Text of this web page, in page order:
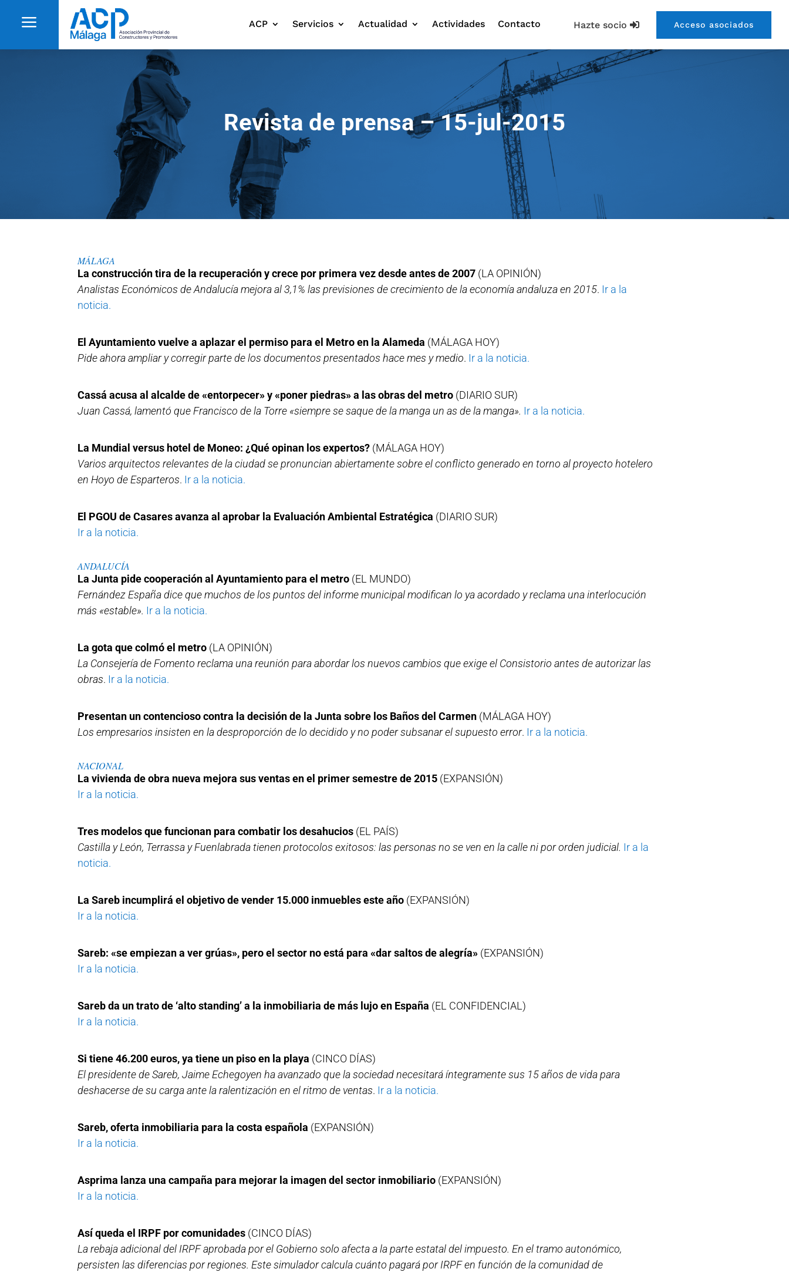
a Hazte socio Acceso asociados
ACP Servicios Actualidad Actividades Contacto
Revista de prensa – 15-jul-2015
MÁLAGA
La construcción tira de la recuperación y crece por primera vez desde antes de 2007 (LA OPINIÓN)
Analistas Económicos de Andalucía mejora al 3,1% las previsiones de crecimiento de la economía andaluza en 2015. Ir a la
noticia.
El Ayuntamiento vuelve a aplazar el permiso para el Metro en la Alameda (MÁLAGA HOY)
Pide ahora ampliar y corregir parte de los documentos presentados hace mes y medio. Ir a la noticia.
Cassá acusa al alcalde de «entorpecer» y «poner piedras» a las obras del metro (DIARIO SUR)
Juan Cassá, lamentó que Francisco de la Torre «siempre se saque de la manga un as de la manga». Ir a la noticia.
La Mundial versus hotel de Moneo: ¿Qué opinan los expertos? (MÁLAGA HOY)
Varios arquitectos relevantes de la ciudad se pronuncian abiertamente sobre el conflicto generado en torno al proyecto hotelero
en Hoyo de Esparteros. Ir a la noticia.
El PGOU de Casares avanza al aprobar la Evaluación Ambiental Estratégica (DIARIO SUR)
Ir a la noticia.
ANDALUCÍA
La Junta pide cooperación al Ayuntamiento para el metro (EL MUNDO)
Fernández España dice que muchos de los puntos del informe municipal modifican lo ya acordado y reclama una interlocución
más «estable». Ir a la noticia.
La gota que colmó el metro (LA OPINIÓN)
La Consejería de Fomento reclama una reunión para abordar los nuevos cambios que exige el Consistorio antes de autorizar las
obras. Ir a la noticia.
Presentan un contencioso contra la decisión de la Junta sobre los Baños del Carmen (MÁLAGA HOY)
Los empresarios insisten en la desproporción de lo decidido y no poder subsanar el supuesto error. Ir a la noticia.
NACIONAL
La vivienda de obra nueva mejora sus ventas en el primer semestre de 2015 (EXPANSIÓN)
Ir a la noticia.
Tres modelos que funcionan para combatir los desahucios (EL PAÍS)
Castilla y León, Terrassa y Fuenlabrada tienen protocolos exitosos: las personas no se ven en la calle ni por orden judicial. Ir a la
noticia.
La Sareb incumplirá el objetivo de vender 15.000 inmuebles este año (EXPANSIÓN)
Ir a la noticia.
Sareb: «se empiezan a ver grúas», pero el sector no está para «dar saltos de alegría» (EXPANSIÓN)
Ir a la noticia.
Sareb da un trato de ‘alto standing’ a la inmobiliaria de más lujo en España (EL CONFIDENCIAL)
Ir a la noticia.
Si tiene 46.200 euros, ya tiene un piso en la playa (CINCO DÍAS)
El presidente de Sareb, Jaime Echegoyen ha avanzado que la sociedad necesitará íntegramente sus 15 años de vida para
deshacerse de su carga ante la ralentización en el ritmo de ventas. Ir a la noticia.
Sareb, oferta inmobiliaria para la costa española (EXPANSIÓN)
Ir a la noticia.
Asprima lanza una campaña para mejorar la imagen del sector inmobiliario (EXPANSIÓN)
Ir a la noticia.
Así queda el IRPF por comunidades (CINCO DÍAS)
La rebaja adicional del IRPF aprobada por el Gobierno solo afecta a la parte estatal del impuesto. En el tramo autonómico,
persisten las diferencias por regiones. Este simulador calcula cuánto pagará por IRPF en función de la comunidad de